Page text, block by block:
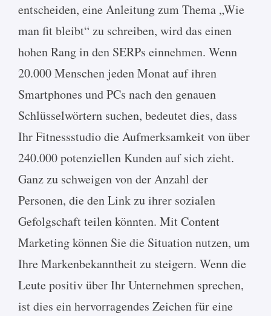
entscheiden, eine Anleitung zum Thema „Wie
man fit bleibt“ zu schreiben, wird das einen
hohen Rang in den SERPs einnehmen. Wenn
20.000 Menschen jeden Monat auf ihren
Smartphones und PCs nach den genauen
Schlüsselwörtern suchen, bedeutet dies, dass
Ihr Fitnessstudio die Aufmerksamkeit von über
240.000 potenziellen Kunden auf sich zieht.
Ganz zu schweigen von der Anzahl der
Personen, die den Link zu ihrer sozialen
Gefolgschaft teilen könnten. Mit Content
Marketing können Sie die Situation nutzen, um
Ihre Markenbekanntheit zu steigern. Wenn die
Leute positiv über Ihr Unternehmen sprechen,
ist dies ein hervorragendes Zeichen für eine